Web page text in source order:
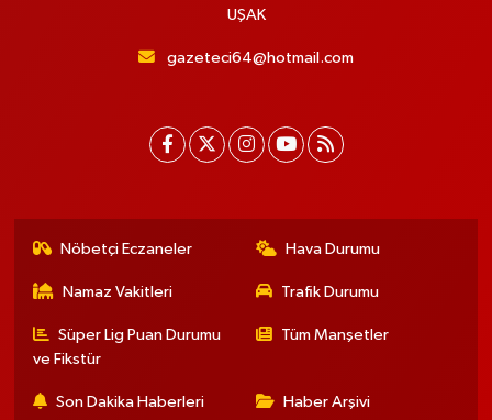
UŞAK
gazeteci64@hotmail.com
Nöbetçi Eczaneler Hava Durumu
Namaz Vakitleri Trafik Durumu
Süper Lig Puan Durumu
ve Fikstür
Tüm Manşetler
Son Dakika Haberleri Haber Arşivi